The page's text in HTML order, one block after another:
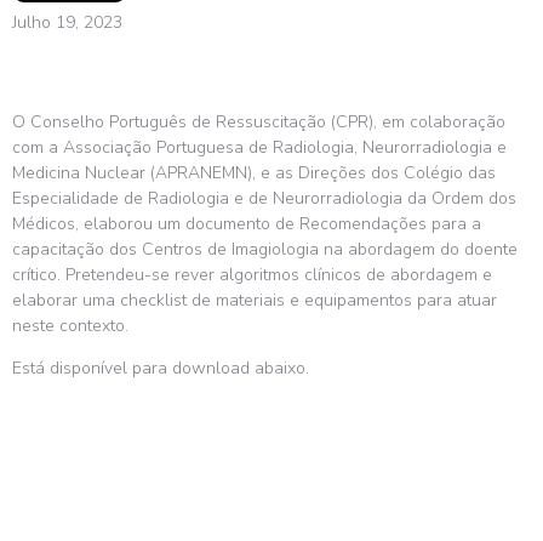
Julho 19, 2023
O Conselho Português de Ressuscitação (CPR), em colaboração
com a Associação Portuguesa de Radiologia, Neurorradiologia e
Medicina Nuclear (APRANEMN), e as Direções dos Colégio das
Especialidade de Radiologia e de Neurorradiologia da Ordem dos
Médicos, elaborou um documento de Recomendações para a
capacitação dos Centros de Imagiologia na abordagem do doente
crítico. Pretendeu-se rever algoritmos clínicos de abordagem e
elaborar uma checklist de materiais e equipamentos para atuar
neste contexto.
Está disponível para download abaixo.